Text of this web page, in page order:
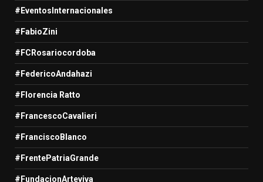
#EventosInternacionales
#FabioZini
#FCRosariocordoba
#FedericoAndahazi
#Florencia Ratto
#FrancescoCavalieri
#FranciscoBlanco
#FrentePatriaGrande
#FundacionArteviva